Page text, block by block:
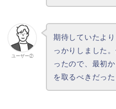
ユーザー②
期待していたよ
っかりしました
ったので、最初
を取るべきだっ